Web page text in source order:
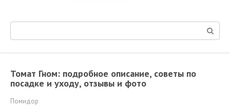
Томат Гном: подробное описание, советы по
посадке и уходу, отзывы и фото
Помидор